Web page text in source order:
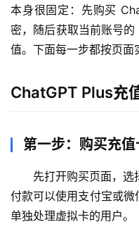
本身很固定：先购买
密，随后获取当前账号
值。下面每一步都按页面
ChatGPT Plus充
第一步：购买充值
先打开购买页面，选
付款可以使用支付宝或
单独处理虚拟卡的用户。